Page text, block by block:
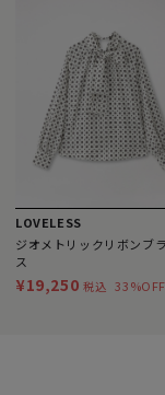
LOVELESS
ジオメトリックリボンブ
ス
¥19,250 税込 33%OFF